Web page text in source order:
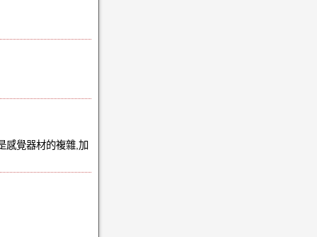
感覺器材的複雜,加